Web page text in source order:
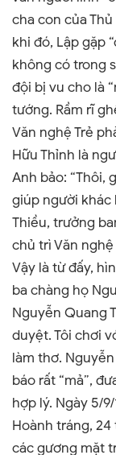
cha con của
khi đó, Lập gặp
không có trong
đội bị vu cho là
tướng. Rầm rĩ
Văn nghệ Trẻ
Hữu Thỉnh là
Anh bảo: “Thôi,
giúp người khác
Thiều, trưởng
chủ trì Văn
Vậy là từ đấy,
ba chàng họ
Nguyễn Quang
duyệt. Tôi chơi
làm thơ.
báo rất “mả”,
hợp lý. Ngày 5/
Hoành tráng,
các gương mặt